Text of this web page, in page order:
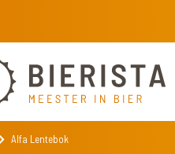
Alfa Lentebok